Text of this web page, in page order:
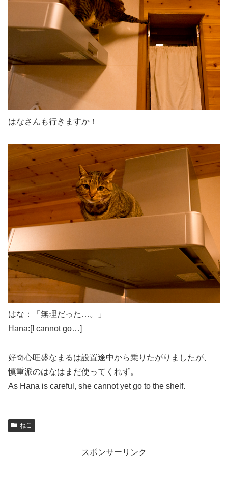
はなさんも行きますか！
はな：「無理だった…。」
Hana:[I cannot go…]
好奇心旺盛なまるは設置途中から乗りたがりましたが、
慎重派のはなはまだ使ってくれず。
As Hana is careful, she cannot yet go to the shelf.
ねこ
スポンサーリンク